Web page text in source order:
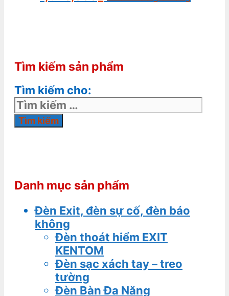
Tìm kiếm sản phẩm
Tìm kiếm cho:
Danh mục sản phẩm
Đèn Exit, đèn sự cố, đèn báo
không
Đèn thoát hiểm EXIT
KENTOM
Đèn sạc xách tay – treo
tường
Đèn Bàn Đa Năng